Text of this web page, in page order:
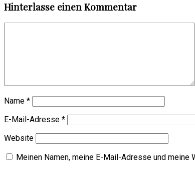
Hinterlasse einen Kommentar
Name *
E-Mail-Adresse *
Website
Meinen Namen, meine E-Mail-Adresse und